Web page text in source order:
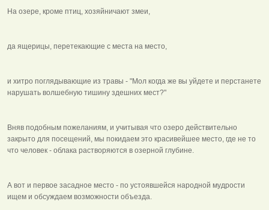
На озере, кроме птиц, хозяйничают змеи,
да ящерицы, перетекающие с места на место,
и хитро поглядывающие из травы - "Мол когда же вы уйдете и перстанете
нарушать волшебную тишину здешних мест?"
Вняв подобным пожеланиям, и учитывая что озеро действительно
закрыто для посещений, мы покидаем это красивейшее место, где не то
что человек - облака растворяются в озерной глубине.
А вот и первое засадное место - по устоявшейся народной мудрости
ищем и обсуждаем возможности объезда.